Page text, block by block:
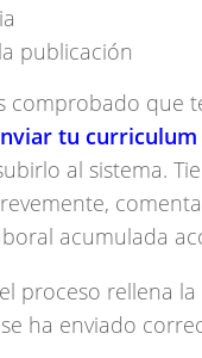
publicación
comprobado que
tu curriculum
al sistema.
acumulada
proceso rellena
ha enviado